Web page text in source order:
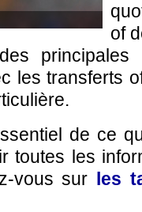
of
principales
les transferts
de ce
toutes les
vous sur les